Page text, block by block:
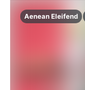
Aenean Eleifend